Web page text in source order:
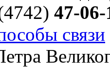
47-06-
связи